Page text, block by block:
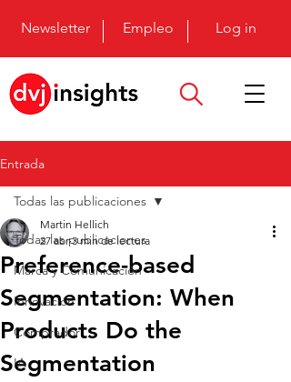
Newsletter Empleo Log in
Entrada
Todas las publicaciones
Marca y Comunicación
Innovación
Comprador
IA
Todas las publicaciones
Preference-based
Segmentation: When
Products Do the
Segmentation
Martin Hellich
27 abr 3 min de lectura